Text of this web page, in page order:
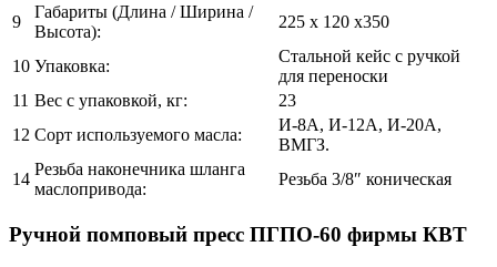
9
Габариты (Длина / Ширина /
Высота):
225 х 120 х350
10 Упаковка:
Стальной кейс с ручкой
для переноски
11 Вес с упаковкой, кг:
23
12 Сорт используемого масла:
И-8А, И-12А, И-20А,
ВМГЗ.
14
Резьба наконечника шланга
маслопривода:
Резьба 3/8″ коническая
Ручной помповый пресс ПГПО-60 фирмы КВТ